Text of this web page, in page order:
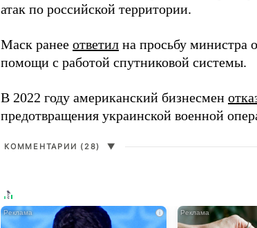
атак по российской территории.
Маск ранее ответил на просьбу
помощи с работой спутниковой системы.
В 2022 году американский бизнесмен
предотвращения украинской военной
КОММЕНТАРИИ (28) ▼
i